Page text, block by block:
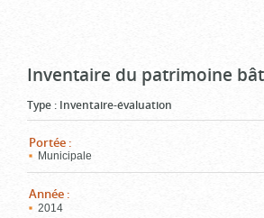
Inventaire du patrimoine
Type : Inventaire-évaluation
Portée :
Municipale
Année :
2014